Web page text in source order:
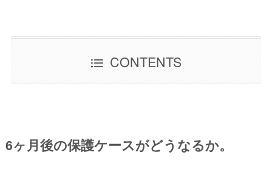
CONTENTS
6ヶ月後の保護ケースがどうなるか。